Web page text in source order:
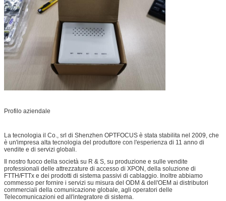
Profilo aziendale
La tecnologia il Co., srl di Shenzhen OPTFOCUS è stata stabilita nel 2009, che
è un'impresa alta tecnologia del produttore con l'esperienza di 11 anno di
vendite e di servizi globali.
Il nostro fuoco della società su R & S, su produzione e sulle vendite
professionali delle attrezzature di accesso di XPON, della soluzione di
FTTH/FTTx e dei prodotti di sistema passivi di cablaggio. Inoltre abbiamo
commesso per fornire i servizi su misura del ODM & dell'OEM ai distributori
commerciali della comunicazione globale, agli operatori delle
Telecomunicazioni ed all'integratore di sistema.